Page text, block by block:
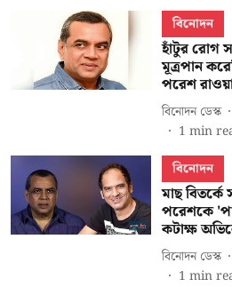
বিনোদন
হাঁটুর রোগ
মূত্রপান
পরেশ
বিনোদন ডেস্ক
1 min
বিনোদন
মাছ বিতর্কে
পরেশকে
কটাক্ষ
বিনোদন ডেস্ক
1 min